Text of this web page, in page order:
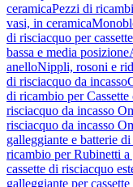
ceramicaPezzi di
vasi, in ceramica
di risciacquo per
bassa e media posizione
anelloNippli, rosoni e
di risciacquo da incasso
di ricambio per
risciacquo da incasso
risciacquo da incasso
galleggiante e batterie
ricambio per Rubinetti a
cassette di risciacquo
galleggiante per